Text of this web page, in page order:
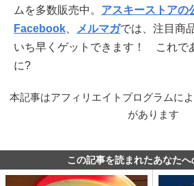
ムを多数販売中。 アスキーストアの
Facebook
メルマガでは、注目商
いち早くゲットできます！ これで
に?
本記事はアフィリエイトプログラムに
があります
この記事を読まれたあなたへ